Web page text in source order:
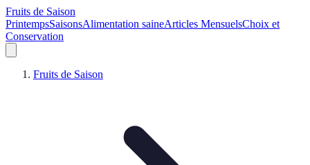
Fruits de Saison
PrintempsSaisonsAlimentation saineArticles MensuelsChoix et
Conservation
Fruits de Saison